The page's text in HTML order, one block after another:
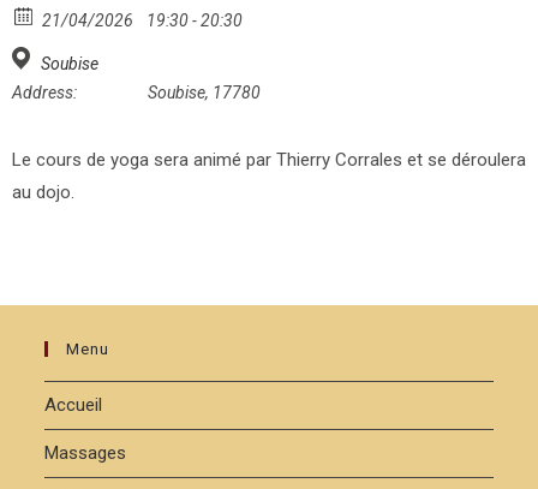
21/04/2026 19:30 - 20:30
Soubise
Address:
Soubise, 17780
Le cours de yoga sera animé par Thierry Corrales et se déroulera
au dojo.
Menu
Accueil
Massages